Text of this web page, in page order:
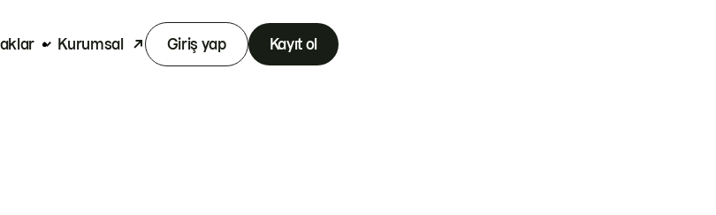
Kurumsal Giriş yap Kayıt ol